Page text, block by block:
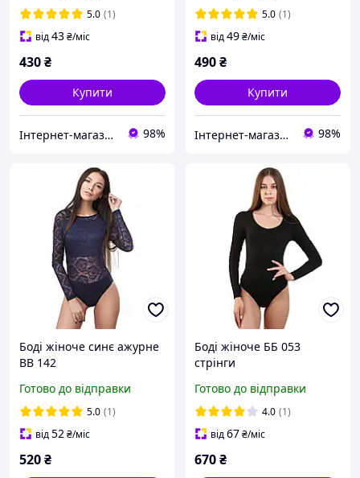
5.0 (1)
від43₴/міс
430₴
Купити
Інтернет-магазин "Bolimi" 98%
5.0 (1)
від49₴/міс
490₴
Купити
Інтернет-магазин "Bolimi" 98%
Боді жіноче синє ажурне
BB 142
Готово до відправки
5.0 (1)
від52₴/міс
520₴
Боді жіноче ББ 053
стрінги
Готово до відправки
4.0 (1)
від67₴/міс
670₴